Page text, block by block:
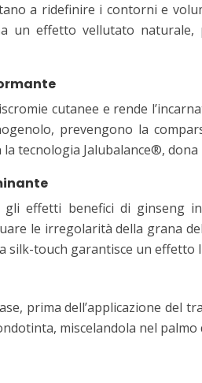
a ridefinire i contorni e
un effetto vellutato
cutanee e rende
prevengono la
tecnologia Jalubalance®,
effetti benefici di ginseng
le irregolarità della grana
silk-touch garantisce un
prima dell’applicazione
miscelandola nel palmo